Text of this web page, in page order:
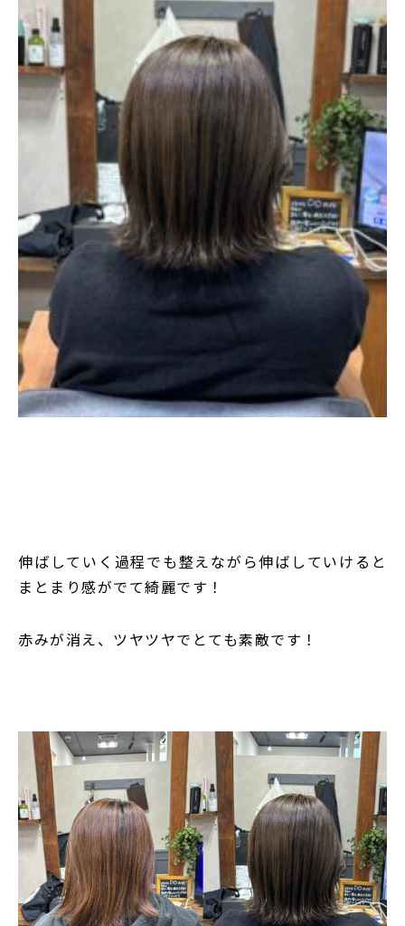
伸ばしていく過程でも整えながら伸ばしていけると
まとまり感がでて綺麗です！
赤みが消え、ツヤツヤでとても素敵です！